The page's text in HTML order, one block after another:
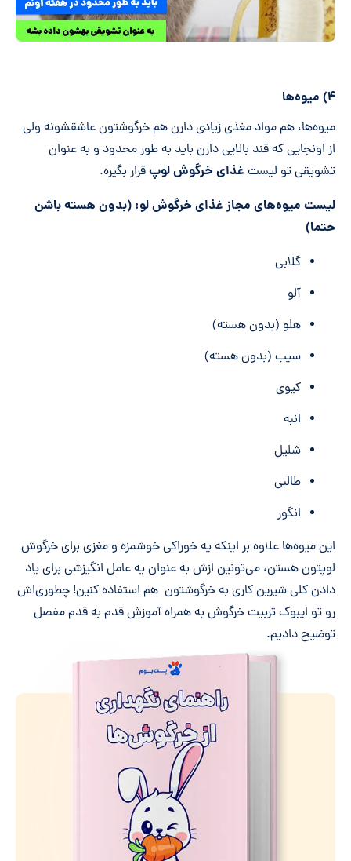
۴) میوه‌ها
میوه‌ها، هم مواد مغذی زیادی دارن هم خرگوشتون عاشقشونه ولی
از اونجایی که قند بالایی دارن باید به طور محدود و به عنوان
تشویقی تو لیست غذای خرگوش لوپقرار بگیره.
لیست میوه‌های مجاز غذای خرگوش لو: (بدون هسته باشن
حتما)
گلابی
آلو
هلو (بدون هسته)
سیب (بدون هسته)
کیوی
انبه
شلیل
طالبی
انگور
این میوه‌ها علاوه بر اینکه یه خوراکی خوشمزه و مغزی برای خرگوش
لوپتون هستن، می‌تونین ازش به عنوان یه عامل انگیزشی برای یاد
دادن کلی شیرین کاری به خرگوشتون هم استفاده کنین! چطوری‌اش
رو تو ایبوک تربیت خرگوش به همراه آموزش قدم به قدم مفصل
توضیح دادیم.